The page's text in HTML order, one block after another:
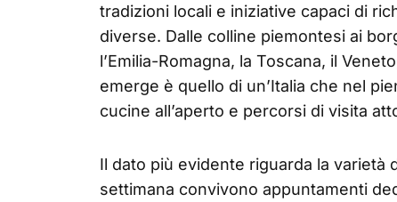
tradizioni locali e iniziative capaci di
diverse. Dalle colline piemontesi ai
l’Emilia-Romagna, la Toscana, il
emerge è quello di un’Italia che nel
cucine all’aperto e percorsi di visita
Il dato più evidente riguarda la
settimana convivono appuntamenti